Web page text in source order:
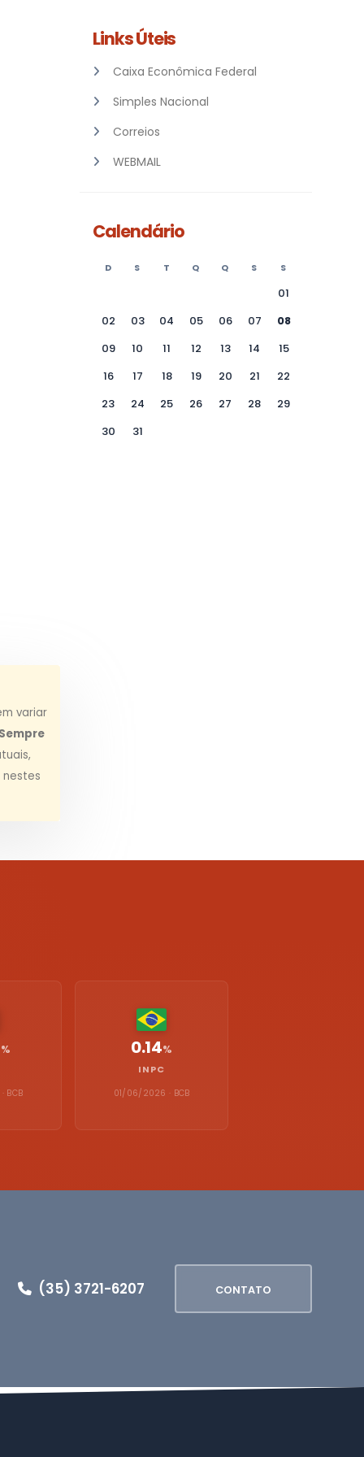
variar
Links Úteis
Caixa Econômica Federal
Simples Nacional
Correios
WEBMAIL
Calendário
D S T Q Q S S
01
02
03 04 05 06 07
08
09
10 11 12 13 14
15
16
17 18 19 20 21
22
23
24 25 26 27 28
29
30
31
%
BCB
0.14%
INPC
01/06/2026 · BCB
(35) 3721-6207 CONTATO